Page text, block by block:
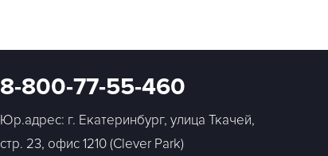
8-800-77-55-460
Юр.адрес: г. Екатеринбург, улица Ткачей,
стр. 23, офис 1210 (Clever Park)